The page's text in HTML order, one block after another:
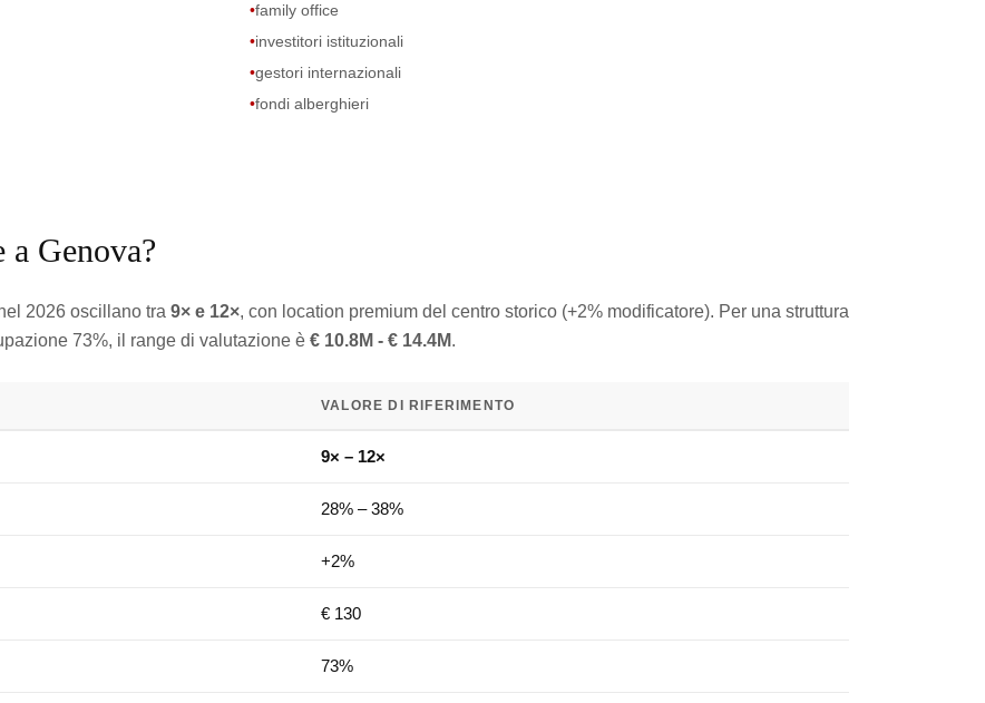
•family office
•investitori istituzionali
•gestori internazionali
•fondi alberghieri
Genova?
2026 oscillano tra 9× e 12×, con location premium del centro storico (+2% modificatore). Per una struttura
73%, il range di valutazione è € 10.8M - € 14.4M.
VALORE DI RIFERIMENTO
9× – 12×
28% – 38%
+2%
€ 130
73%